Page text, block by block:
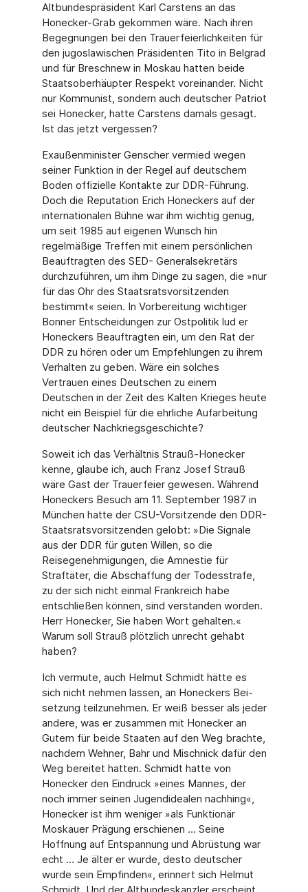
Altbundespräsident Karl Carstens an das
Honecker-Grab gekommen wäre. Nach ihren
Begegnungen bei den Trauerfeierlichkeiten für
den jugoslawischen Präsidenten Tito in Belgrad
und für Breschnew in Moskau hatten beide
Staatsoberhäupter Respekt voreinander. Nicht
nur Kommunist, sondern auch deut­scher Patriot
sei Honecker, hatte Carstens damals gesagt.
Ist das jetzt vergessen?
Exaußenminister Genscher vermied wegen
seiner Funktion in der Regel auf deutschem
Boden offizielle Kontakte zur DDR-Führung.
Doch die Reputation Erich Honeckers auf der
internationalen Bühne war ihm wichtig genug,
um seit 1985 auf eigenen Wunsch hin
regelmäßige Treffen mit einem persönlichen
Beauftragten des SED- Generalsekre­tärs
durchzuführen, um ihm Dinge zu sagen, die »nur
für das Ohr des Staatsratsvorsit­zenden
bestimmt« seien. In Vorbereitung wichtiger
Bonner Entscheidungen zur Ostpoli­tik lud er
Honeckers Beauftragten ein, um den Rat der
DDR zu hören oder um Empfeh­lungen zu ihrem
Verhalten zu geben. Wäre ein solches
Vertrauen eines Deutschen zu einem
Deutschen in der Zeit des Kalten Krieges heute
nicht ein Beispiel für die ehrliche Aufarbeitung
deutscher Nachkriegsgeschichte?
Soweit ich das Verhältnis Strauß-Honecker
kenne, glaube ich, auch Franz Josef Strauß
wäre Gast der Trauerfeier gewesen. Während
Honeckers Besuch am 11. September 1987 in
München hatte der CSU-Vorsitzende den DDR-
Staatsratsvorsitzenden gelobt: »Die Signale
aus der DDR für guten Willen, so die
Reisegenehmigungen, die Amnestie für
Straftäter, die Abschaffung der Todesstrafe,
zu der sich nicht einmal Frankreich habe
entschließen können, sind verstanden worden.
Herr Honecker, Sie haben Wort gehalten.«
Warum soll Strauß plötzlich unrecht gehabt
haben?
Ich vermute, auch Helmut Schmidt hätte es
sich nicht nehmen lassen, an Honeckers Bei­
setzung teilzunehmen. Er weiß besser als jeder
andere, was er zusammen mit Honecker an
Gutem für beide Staaten auf den Weg brachte,
nachdem Wehner, Bahr und Mischnick dafür den
Weg bereitet hatten. Schmidt hatte von
Honecker den Eindruck »eines Man­nes, der
noch immer seinen Jugendidealen nachhing«,
Honecker ist ihm weniger »als Funktionär
Moskauer Prägung erschienen … Seine
Hoffnung auf Entspannung und Abrüs­tung war
echt … Je älter er wurde, desto deutscher
wurde sein Empfinden«, erinnert sich Helmut